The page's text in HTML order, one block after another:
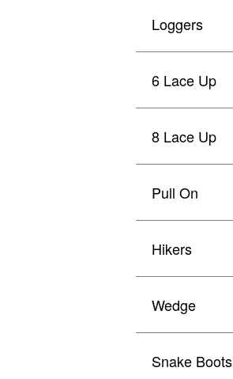
Loggers
6 Lace Up
8 Lace Up
Pull On
Hikers
Wedge
Snake Boots